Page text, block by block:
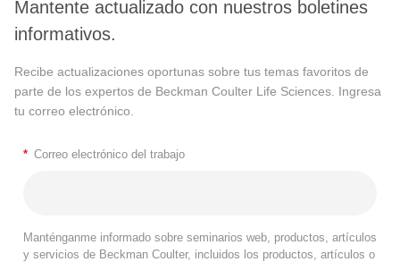
Mantente actualizado con nuestros boletines
informativos.
Recibe actualizaciones oportunas sobre tus temas favoritos de
parte de los expertos de Beckman Coulter Life Sciences. Ingresa
tu correo electrónico.
* Correo electrónico del trabajo
Manténganme informado sobre seminarios web, productos, artículos
y servicios de Beckman Coulter, incluidos los productos, artículos o